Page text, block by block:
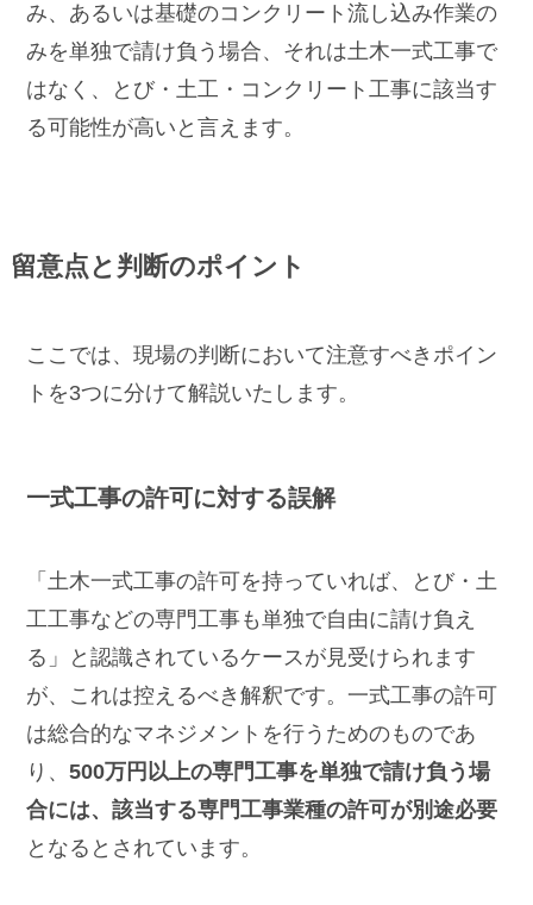
み、あるいは基礎のコンクリート流し込み作業の
みを単独で請け負う場合、それは土木一式工事で
はなく、とび・土工・コンクリート工事に該当す
る可能性が高いと言えます。
留意点と判断のポイント
ここでは、現場の判断において注意すべきポイン
トを3つに分けて解説いたします。
一式工事の許可に対する誤解
「土木一式工事の許可を持っていれば、とび・土
工工事などの専門工事も単独で自由に請け負え
る」と認識されているケースが見受けられます
が、これは控えるべき解釈です。一式工事の許可
は総合的なマネジメントを行うためのものであ
り、500万円以上の専門工事を単独で請け負う場
合には、該当する専門工事業種の許可が別途必要
となるとされています。